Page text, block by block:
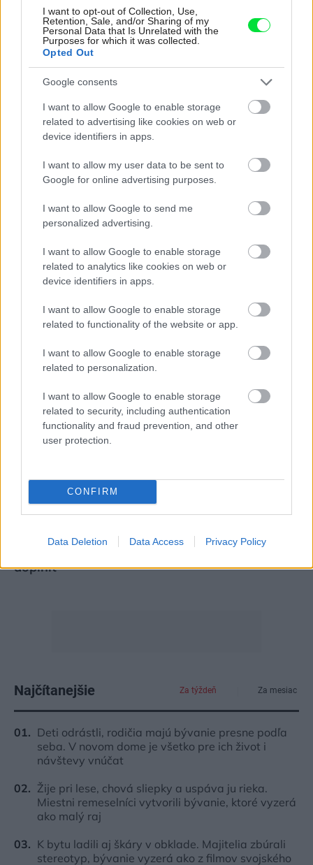
I want to opt-out of Collection, Use,
Retention, Sale, and/or Sharing of my
Personal Data that Is Unrelated with the
Purposes for which it was collected.
Opted Out
Google consents
I want to allow Google to enable storage
related to advertising like cookies on web or
device identifiers in apps.
I want to allow my user data to be sent to
Google for online advertising purposes.
I want to allow Google to send me
personalized advertising.
I want to allow Google to enable storage
related to analytics like cookies on web or
device identifiers in apps.
I want to allow Google to enable storage
related to functionality of the website or app.
I want to allow Google to enable storage
related to personalization.
I want to allow Google to enable storage
related to security, including authentication
functionality and fraud prevention, and other
user protection.
CONFIRM
Data Deletion Data Access Privacy Policy
Naozaj sa oplatí investovať do obnoviteľných
zdrojov energie?
Urob si sám
Budeme v blízkej budúcnosti vykurovať
vodíkom?
Urob si sám
budúcnosť vás čaká, čím ho nahradiť alebo
doplniť
Najčítanejšie Za týždeň Za mesiac
Deti odrástli, rodičia majú bývanie presne podľa
seba. V novom dome je všetko pre ich život i
návštevy vnúčat
Žije pri lese, chová sliepky a uspáva ju rieka.
Miestni remeselníci vytvorili bývanie, ktoré vyzerá
ako malý raj
K bytu ladili aj škáry v obklade. Majitelia zbúrali
stereotyp, bývanie vyzerá ako z filmov svojského